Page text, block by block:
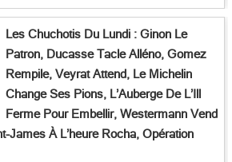
Les Chuchotis Du Lundi : Ginon Le
Patron, Ducasse Tacle Alléno, Gomez
Rempile, Veyrat Attend, Le Michelin
Change Ses Pions, L’Auberge De L’Ill
Ferme Pour Embellir, Westermann Vend
James À L’heure Rocha, Opération